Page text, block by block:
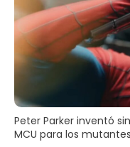
Peter Parker inventó
MCU para los mutantes